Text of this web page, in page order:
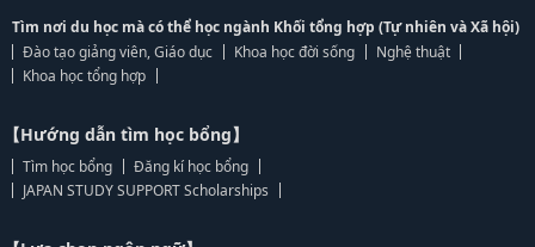
Tìm nơi du học mà có thể học ngành Khối tổng hợp (Tự nhiên và Xã hội)
Đào tạo giảng viên, Giáo dục
Khoa học đời sống
Nghệ thuật
Khoa học tổng hợp
【Hướng dẫn tìm học bổng】
Tìm học bổng
Đăng kí học bổng
JAPAN STUDY SUPPORT Scholarships